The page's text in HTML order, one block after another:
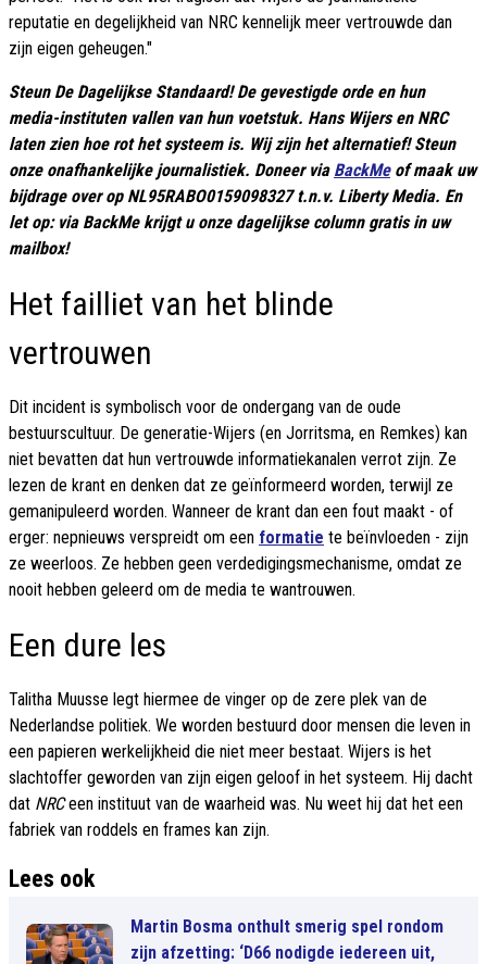
reputatie en degelijkheid van NRC kennelijk meer vertrouwde dan
zijn eigen geheugen."
Steun De Dagelijkse Standaard! De gevestigde orde en hun
media-instituten vallen van hun voetstuk. Hans Wijers en NRC
laten zien hoe rot het systeem is. Wij zijn het alternatief! Steun
onze onafhankelijke journalistiek. Doneer via BackMeof maak uw
bijdrage over op NL95RABO0159098327 t.n.v. Liberty Media. En
let op: via BackMe krijgt u onze dagelijkse column gratis in uw
mailbox!
Het failliet van het blinde
vertrouwen
Dit incident is symbolisch voor de ondergang van de oude
bestuurscultuur. De generatie-Wijers (en Jorritsma, en Remkes) kan
niet bevatten dat hun vertrouwde informatiekanalen verrot zijn. Ze
lezen de krant en denken dat ze geïnformeerd worden, terwijl ze
gemanipuleerd worden. Wanneer de krant dan een fout maakt - of
erger: nepnieuws verspreidt om een formatie te beïnvloeden - zijn
ze weerloos. Ze hebben geen verdedigingsmechanisme, omdat ze
nooit hebben geleerd om de media te wantrouwen.
Een dure les
Talitha Muusse legt hiermee de vinger op de zere plek van de
Nederlandse politiek. We worden bestuurd door mensen die leven in
een papieren werkelijkheid die niet meer bestaat. Wijers is het
slachtoffer geworden van zijn eigen geloof in het systeem. Hij dacht
dat NRCeen instituut van de waarheid was. Nu weet hij dat het een
fabriek van roddels en frames kan zijn.
Lees ook
Martin Bosma onthult smerig spel rondom
zijn afzetting: ‘D66 nodigde iedereen uit,